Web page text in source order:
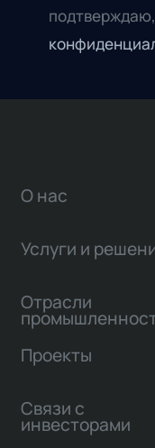
О нас
Услуги и
Отрасли
Проекты
Связи с
инвесторами